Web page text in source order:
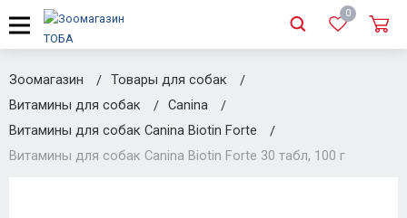
0
Зоомагазин
Товары для собак
Витамины для собак
Canina
Витамины для собак Canina Biotin Forte
Витамины для собак Canina Biotin Forte 30 табл, 100 г